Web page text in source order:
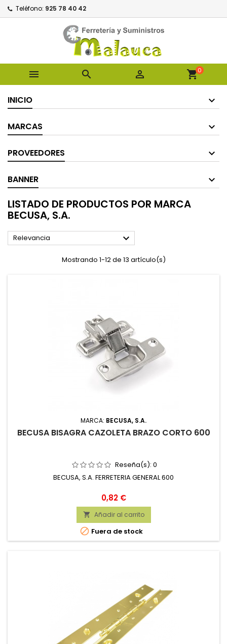
Teléfono: 925 78 40 42
   shopping_cart0
INICIO
MARCAS
PROVEEDORES
BANNER
LISTADO DE PRODUCTOS POR MARCA
BECUSA, S.A.
Relevancia 
Mostrando 1-12 de 13 artículo(s)
MARCA: BECUSA, S.A.
BECUSA BISAGRA CAZOLETA BRAZO CORTO 600
Reseña(s): 0
BECUSA, S.A. FERRETERIA GENERAL 600
Precio
0,82 €
 Añadir al carrito
 Fuera de stock